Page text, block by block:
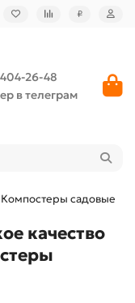
₽
26-48
в телеграм
Компостеры садовые
качество